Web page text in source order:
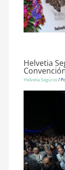
Helvetia
Helvetia Seguros/